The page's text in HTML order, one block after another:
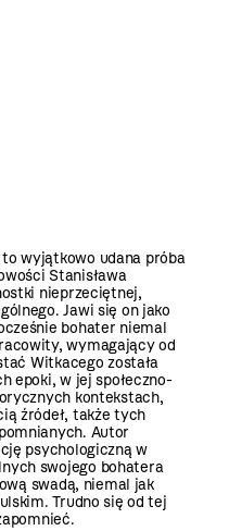
to wyjątkowo udana próba
Stanisława
nieprzeciętnej,
Jawi się on jako
bohater niemal
wymagający od
Witkacego została
epoki, w jej społeczno-
kontekstach,
źródeł, także tych
Autor
psychologiczną w
swojego bohatera
swadą, niemal jak
Trudno się od tej